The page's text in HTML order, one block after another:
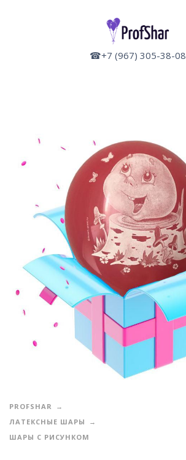
☎+7 (967) 305-38-08
PROFSHAR
ЛАТЕКСНЫЕ ШАРЫ
ШАРЫ С РИСУНКОМ